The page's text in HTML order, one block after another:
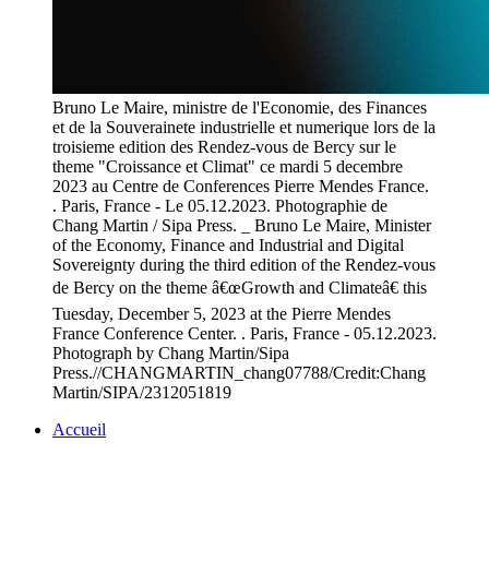
Bruno Le Maire, ministre de l'Economie, des Finances
et de la Souverainete industrielle et numerique lors de la
troisieme edition des Rendez-vous de Bercy sur le
theme "Croissance et Climat" ce mardi 5 decembre
2023 au Centre de Conferences Pierre Mendes France.
. Paris, France - Le 05.12.2023. Photographie de
Chang Martin / Sipa Press. _ Bruno Le Maire, Minister
of the Economy, Finance and Industrial and Digital
Sovereignty during the third edition of the Rendez-vous
de Bercy on the theme â€œGrowth and Climateâ€ this
Tuesday, December 5, 2023 at the Pierre Mendes
France Conference Center. . Paris, France - 05.12.2023.
Photograph by Chang Martin/Sipa
Press.//CHANGMARTIN_chang07788/Credit:Chang
Martin/SIPA/2312051819
Accueil